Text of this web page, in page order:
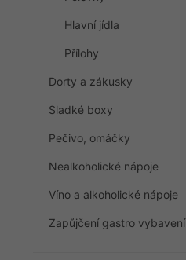
Hlavní jídla
Přílohy
Dorty a zákusky
Sladké boxy
Pečivo, omáčky
Nealkoholické nápoje
Víno a alkoholické nápoje
Zapůjčení gastro vybavení